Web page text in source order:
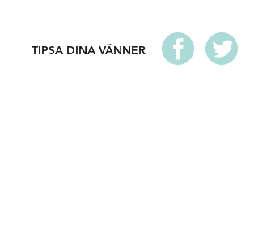
TIPSA DINA VÄNNER